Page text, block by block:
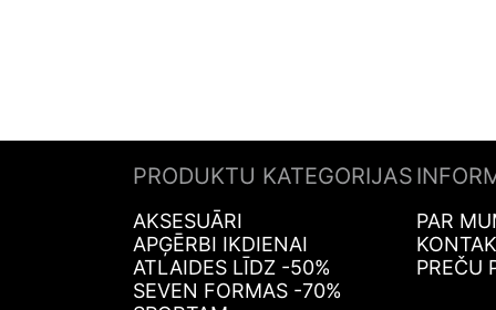
PRODUKTU KATEGORIJAS
AKSESUĀRI
APĢĒRBI IKDIENAI
ATLAIDES LĪDZ -50%
SEVEN FORMAS -70%
PAR
PREČU